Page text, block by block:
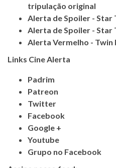
tripulação original
Alerta de Spoiler - Star
Alerta de Spoiler - Star
Alerta Vermelho - Twin
Links Cine Alerta
Padrim
Patreon
Twitter
Facebook
Google +
Youtube
Grupo no Facebook